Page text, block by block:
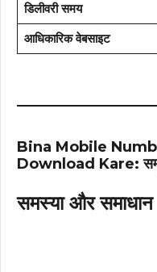
डिलीवरी समय
आधिकारिक वेबसाइट
Bina Mobile
Download Kare:
समस्या और समाधान